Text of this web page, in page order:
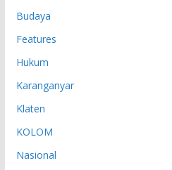
Budaya
Features
Hukum
Karanganyar
Klaten
KOLOM
Nasional